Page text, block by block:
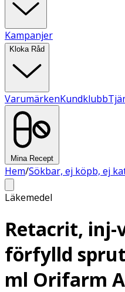
Kampanjer
Kloka Råd
VarumärkenKundklubb
Mina Recept
Hem/Sökbar, ej köpb, ej
Läkemedel
Retacrit, inj-
förfylld
ml Orifarm